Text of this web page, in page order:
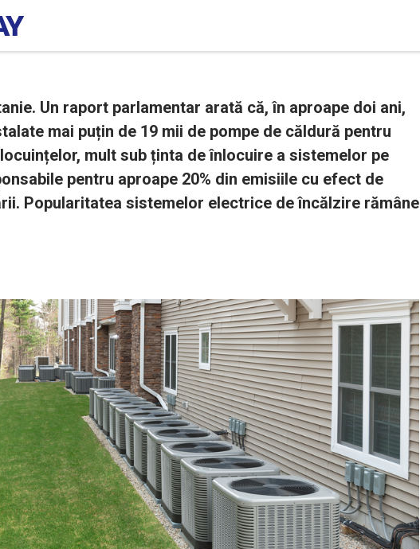
Un raport parlamentar arată că, în aproape doi ani,
mai puțin de 19 mii de pompe de căldură pentru
mult sub ținta de înlocuire a sistemelor pe
pentru aproape 20% din emisiile cu efect de
Popularitatea sistemelor electrice de încălzire rămâne